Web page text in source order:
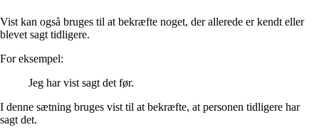
Vist kan også bruges til at bekræfte noget, der allerede er kendt eller
blevet sagt tidligere.
For eksempel:
Jeg har vist sagt det før.
I denne sætning bruges vist til at bekræfte, at personen tidligere har
sagt det.